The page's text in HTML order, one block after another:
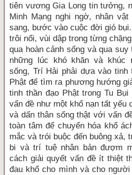
tiên vương Gia Long tin tưởng,
Minh Mạng nghi ngờ, nhân
sang, bước vào cuộc đời gió
trôi nổi, vùi dập trong từng
qua hoàn cảnh sống và qua
những lúc khó khăn và khúc
sống, Trí Hải phải dựa vào tinh
Phật để tìm ra phương hướng
tinh thần đạo Phật trong Tu
vấn đề như một khổ nạn tất yếu
và dấn thân sống thật với vấn
toàn tâm để chuyển hóa khổ
mắc và trói buộc đến buông xả,
bi và trí tuệ nhân bản đượm
cách giải quyết vấn đề ít thiệt
đau khổ cho mình và cho